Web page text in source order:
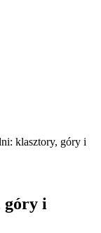
klasztory, góry i
góry i